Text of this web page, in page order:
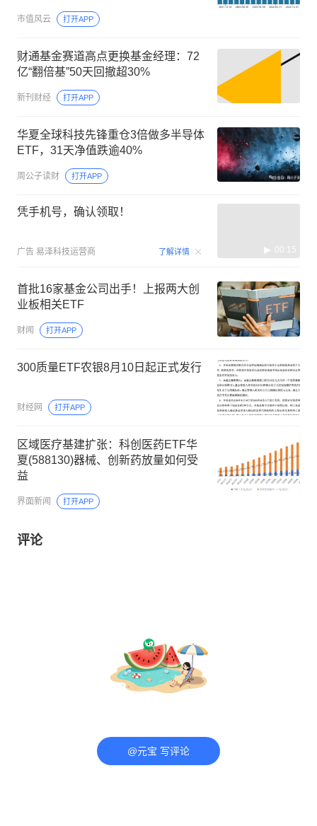
市值风云 打开APP
财通基金赛道高点更换基金经理：72
亿“翻倍基”50天回撤超30%
新刊财经 打开APP
华夏全球科技先锋重仓3倍做多半导体
ETF，31天净值跌逾40%
周公子读财 打开APP
凭手机号，确认领取！
广告 易泽科技运营商 了解详情 00:15
首批16家基金公司出手！上报两大创
业板相关ETF
财闻 打开APP
300质量ETF农银8月10日起正式发行
财经网 打开APP
区域医疗基建扩张：科创医药ETF华
夏(588130)器械、创新药放量如何受
益
界面新闻 打开APP
评论
@元宝 写评论